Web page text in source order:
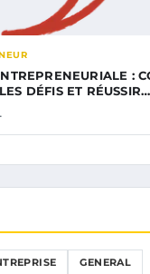
:
DÉFIS ET RÉUSSIR…
GENERAL